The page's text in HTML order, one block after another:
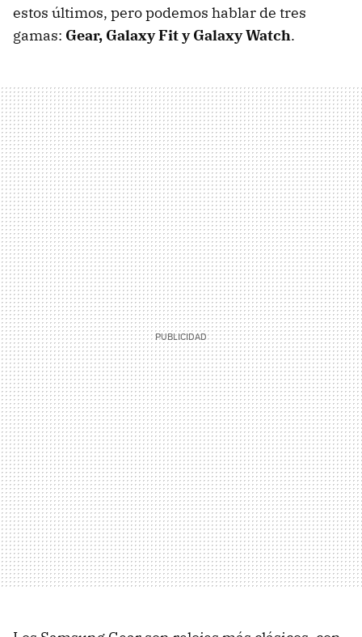
estos últimos, pero podemos hablar de tres
gamas: Gear, Galaxy Fit y Galaxy Watch.